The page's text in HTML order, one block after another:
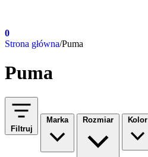
0
Strona główna/Puma
Puma
Filtruj
Marka Rozmiar Kolor